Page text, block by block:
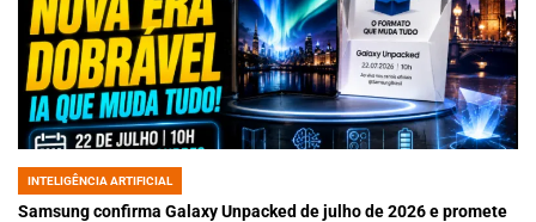
POSTED
IN
INTELIGÊNCIA ARTIFICIAL
Samsung confirma Galaxy Unpacked de julho de 2026 e promete